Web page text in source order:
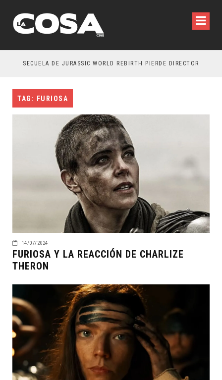
SECUELA DE JURASSIC WORLD REBIRTH PIERDE DIRECTOR
TAG: FURIOSA
14/07/2024
FURIOSA Y LA REACCIÓN DE CHARLIZE
THERON